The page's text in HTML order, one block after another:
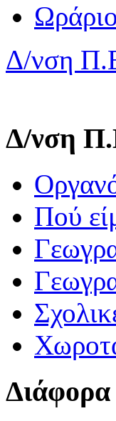
Ωράριο
Δ/νση
Δ/νση
Πού
Διάφορα